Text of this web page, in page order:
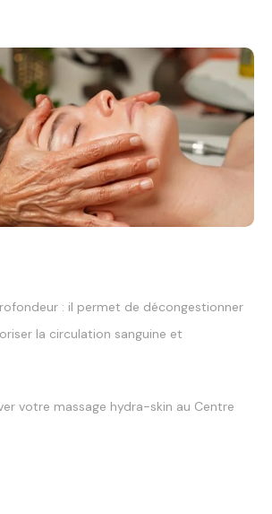
: il permet de décongestionner
la circulation sanguine et
votre massage hydra-skin au Centre